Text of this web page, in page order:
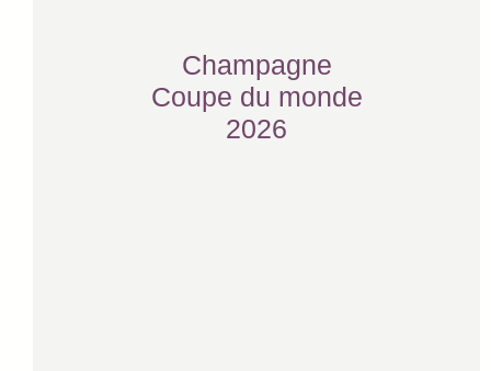
Champagne
Coupe du monde
2026